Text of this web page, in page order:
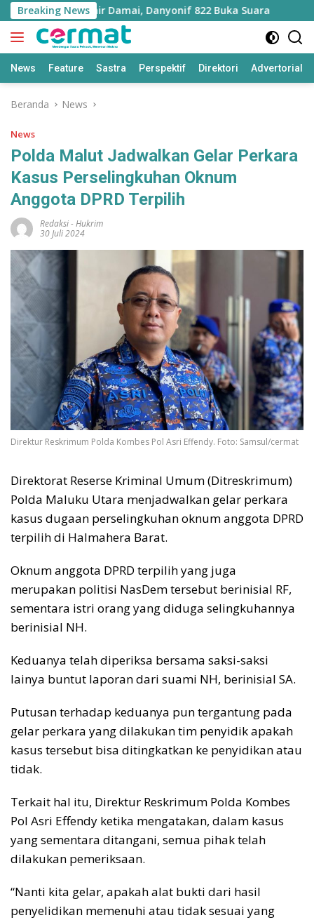
Langsung
ke
konten
Breaking News
Berakhir Damai, Danyonif 822 Buka Suara
News Feature Sastra Perspektif Direktori Advertorial
Beranda News
News
Polda Malut Jadwalkan Gelar Perkara
Kasus Perselingkuhan Oknum
Anggota DPRD Terpilih
Redaksi-Hukrim
30 Juli 2024
Direktur Reskrimum Polda Kombes Pol Asri Effendy. Foto: Samsul/cermat
Direktorat Reserse Kriminal Umum (Ditreskrimum)
Polda Maluku Utara menjadwalkan gelar perkara
kasus dugaan perselingkuhan oknum anggota DPRD
terpilih di Halmahera Barat.
Oknum anggota DPRD terpilih yang juga
merupakan politisi NasDem tersebut berinisial RF,
sementara istri orang yang diduga selingkuhannya
berinisial NH.
Keduanya telah diperiksa bersama saksi-saksi
lainya buntut laporan dari suami NH, berinisial SA.
Putusan terhadap keduanya pun tergantung pada
gelar perkara yang dilakukan tim penyidik apakah
kasus tersebut bisa ditingkatkan ke penyidikan atau
tidak.
Terkait hal itu, Direktur Reskrimum Polda Kombes
Pol Asri Effendy ketika mengatakan, dalam kasus
yang sementara ditangani, semua pihak telah
dilakukan pemeriksaan.
“Nanti kita gelar, apakah alat bukti dari hasil
penyelidikan memenuhi atau tidak sesuai yang